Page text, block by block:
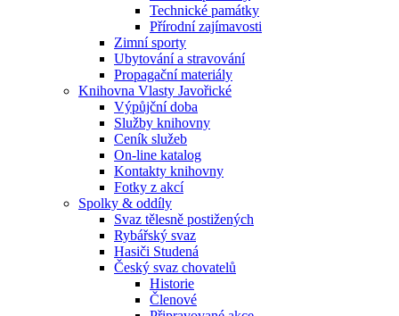
Technické památky
Přírodní zajímavosti
Zimní sporty
Ubytování a stravování
Propagační materiály
Knihovna Vlasty Javořické
Výpůjční doba
Služby knihovny
Ceník služeb
On-line katalog
Kontakty knihovny
Fotky z akcí
Spolky & oddíly
Svaz tělesně postižených
Rybářský svaz
Hasiči Studená
Český svaz chovatelů
Historie
Členové